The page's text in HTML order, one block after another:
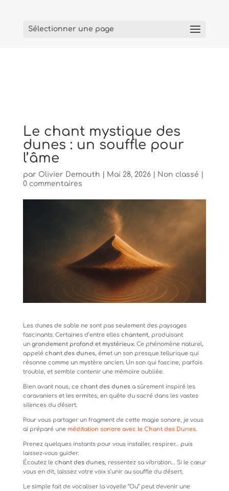
Sélectionner une page
Le chant mystique des
dunes : un souffle pour
l’âme
par Olivier Demouth Mai 28, 2026| Non classé
0 commentaires
Les dunes de sable ne sont pas seulement des paysages
fascinants. Certaines d’entre elles chantent, produisant
un grondement profond et mystérieux. Ce phénomène naturel,
appelé chant des dunes, émet un son presque tellurique qui
résonne comme un mystère ancien. Un son qui fascine, parfois
trouble, et semble contenir une mémoire oubliée.
Bien avant nous, ce chant des dunesa sûrement inspiré les
caravaniers et les ermites, en quête du sacré dans les vastes
silences du désert.
Pour vous partager un fragment de cette magie sonore, je vous
ai préparé une méditation sonore avec le Chant des Dunes.
Prenez quelques instants pour vous installer, respirer… puis
laissez-vous guider.
Écoutez le chant des dunes, ressentez sa vibration… Si le cœur
vous en dit, laissez votre voix s’unir au souffle du désert.
Le simple fait de vocaliser la voyelle “Ou” peut devenir une